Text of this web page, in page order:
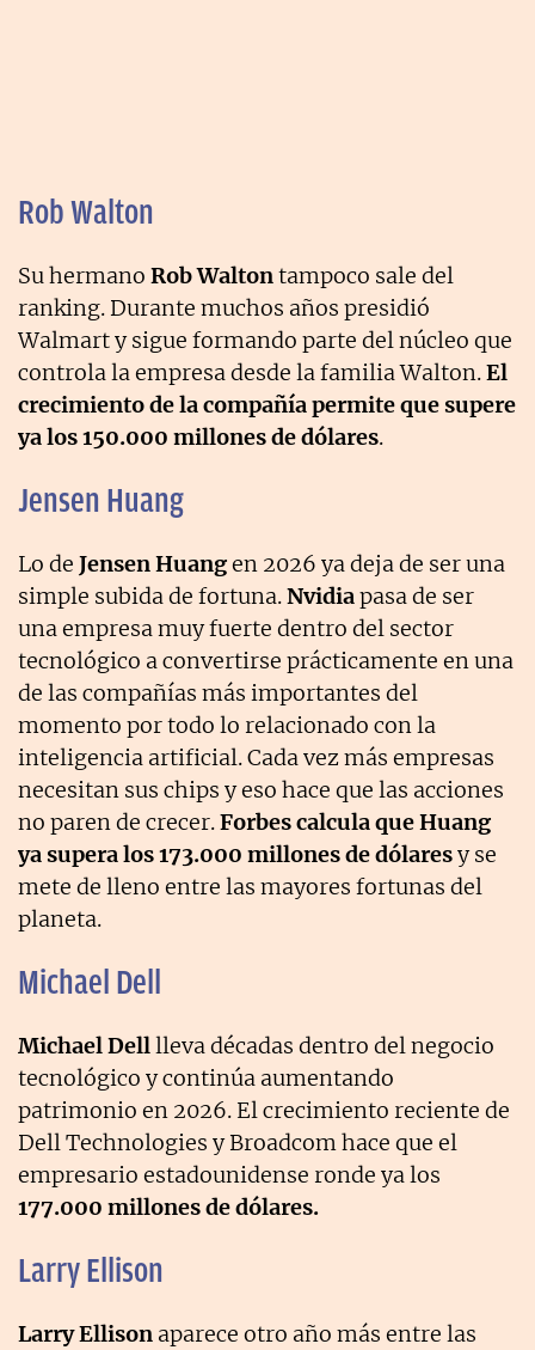
Rob Walton
Su hermano Rob Waltontampoco sale del
ranking. Durante muchos años presidió
Walmart y sigue formando parte del núcleo que
controla la empresa desde la familia Walton.El
crecimiento de la compañía permite que supere
ya los 150.000 millones de dólares.
Jensen Huang
Lo de Jensen Huangen 2026 ya deja de ser una
simple subida de fortuna.Nvidiapasa de ser
una empresa muy fuerte dentro del sector
tecnológico a convertirse prácticamente en una
de las compañías más importantes del
momento por todo lo relacionado con la
inteligencia artificial. Cada vez más empresas
necesitan sus chips y eso hace que las acciones
no paren de crecer.Forbes calcula que Huang
ya supera los 173.000 millones de dólaresy se
mete de lleno entre las mayores fortunas del
planeta.
Michael Dell
Michael Delllleva décadas dentro del negocio
tecnológico y continúa aumentando
patrimonio en 2026. El crecimiento reciente de
Dell Technologies y Broadcom hace que el
empresario estadounidense ronde ya los
177.000 millones de dólares.
Larry Ellison
Larry Ellison aparece otro año más entre las